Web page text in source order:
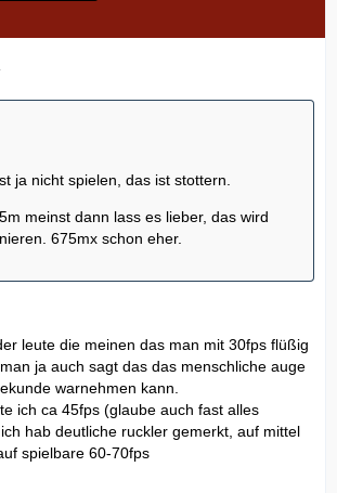
ja nicht spielen, das ist stottern.
meinst dann lass es lieber, das wird
675mx schon eher.
leute die meinen das man mit 30fps flüßig
ja auch sagt das das menschliche auge
warnehmen kann.
ich ca 45fps (glaube auch fast alles
hab deutliche ruckler gemerkt, auf mittel
spielbare 60-70fps